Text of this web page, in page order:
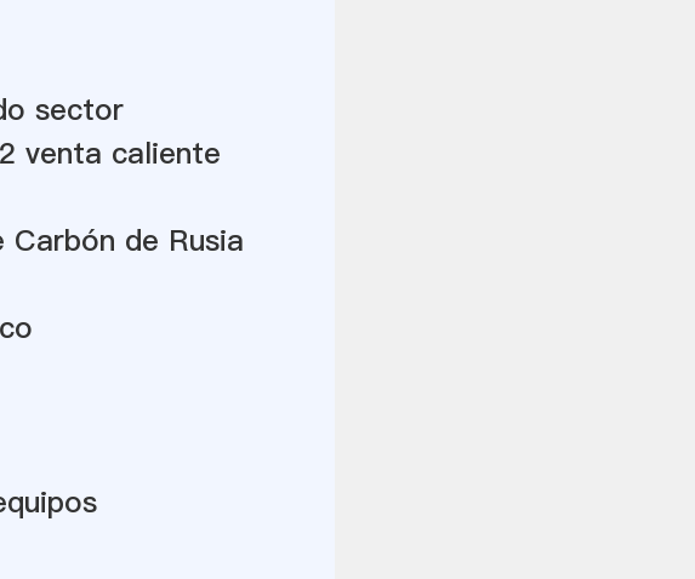
sector
venta caliente
de Rusia